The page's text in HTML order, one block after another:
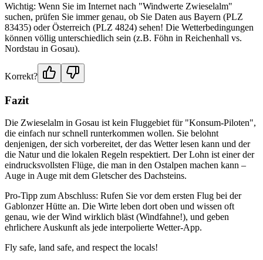
Wichtig: Wenn Sie im Internet nach "Windwerte Zwieselalm"
suchen, prüfen Sie immer genau, ob Sie Daten aus Bayern (PLZ
83435) oder Österreich (PLZ 4824) sehen! Die Wetterbedingungen
können völlig unterschiedlich sein (z.B. Föhn in Reichenhall vs.
Nordstau in Gosau).
Korrekt?
Fazit
Die Zwieselalm in Gosau ist kein Fluggebiet für "Konsum-Piloten",
die einfach nur schnell runterkommen wollen. Sie belohnt
denjenigen, der sich vorbereitet, der das Wetter lesen kann und der
die Natur und die lokalen Regeln respektiert. Der Lohn ist einer der
eindrucksvollsten Flüge, die man in den Ostalpen machen kann –
Auge in Auge mit dem Gletscher des Dachsteins.
Pro-Tipp zum Abschluss: Rufen Sie vor dem ersten Flug bei der
Gablonzer Hütte an. Die Wirte leben dort oben und wissen oft
genau, wie der Wind wirklich bläst (Windfahne!), und geben
ehrlichere Auskunft als jede interpolierte Wetter-App.
Fly safe, land safe, and respect the locals!